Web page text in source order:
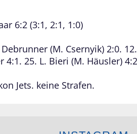
6:2 (3:1, 2:1, 1:0)
(M. Csernyik) 2:0.
25. L. Bieri (M. Häusler)
Jets. keine Strafen.